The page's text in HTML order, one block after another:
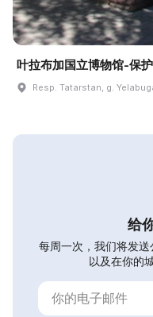
叶拉布加国立博物馆-保
Resp. Tatarstan, g.
给
每周一次，我们将发送
以及在你的